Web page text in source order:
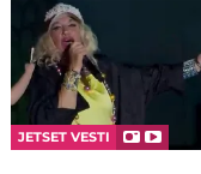
JETSET VESTI